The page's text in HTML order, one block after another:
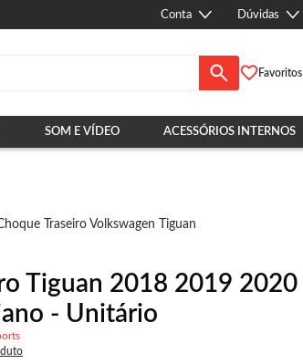
Conta Dúvidas
Favoritos
SOM E VÍDEO ACESSÓRIOS INTERNOS
Traseiro Volkswagen Tiguan
Tiguan 2018 2019 2020
- Unitário